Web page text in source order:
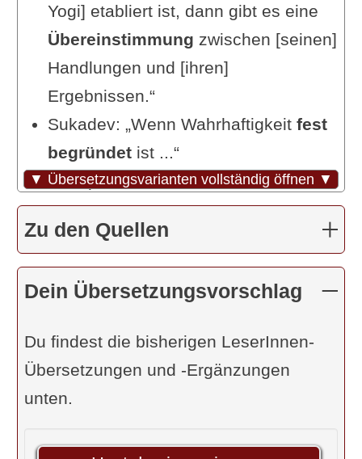
▼ Übersetzungsvarianten vollständig öffnen ▼
Yogi] etabliert ist, dann gibt es eine
Übereinstimmung zwischen [seinen]
Handlungen und [ihren]
Ergebnissen.“
Sukadev: „Wenn Wahrhaftigkeit fest
begründetist ...“
Deshpande/Bäumer: „... schafft man
eineGrundlage für die Reifung der
Taten .“
Dr. R. Steiner: „... wirdjede Aussage
die Basis für ein entsprechendes
Coster: „... bis derwahre Gedanke
an sich wirksam wird.“
Feuerstein: „...
Zu den Quellen
Dein Übersetzungsvorschlag
Du findest die bisherigen LeserInnen-
Übersetzungen und -Ergänzungen
unten.